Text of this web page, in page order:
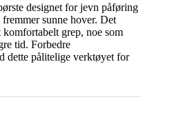
designet for jevn påføring
fremmer sunne hover. Det
grep, noe som
tid. Forbedre
dette pålitelige verktøyet for